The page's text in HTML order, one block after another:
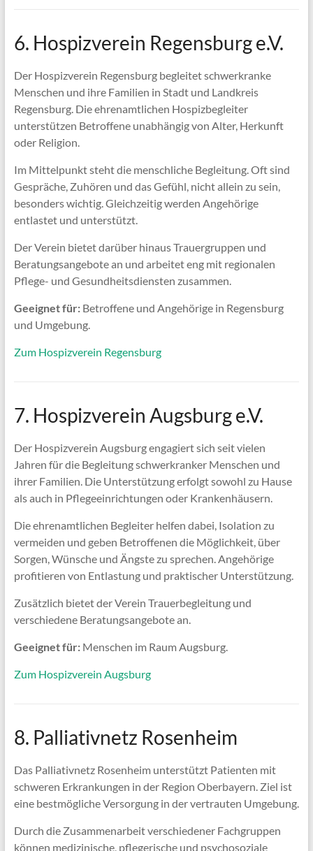
6. Hospizverein Regensburg e.V.
Der Hospizverein Regensburg begleitet schwerkranke
Menschen und ihre Familien in Stadt und Landkreis
Regensburg. Die ehrenamtlichen Hospizbegleiter
unterstützen Betroffene unabhängig von Alter, Herkunft
oder Religion.
Im Mittelpunkt steht die menschliche Begleitung. Oft sind
Gespräche, Zuhören und das Gefühl, nicht allein zu sein,
besonders wichtig. Gleichzeitig werden Angehörige
entlastet und unterstützt.
Der Verein bietet darüber hinaus Trauergruppen und
Beratungsangebote an und arbeitet eng mit regionalen
Pflege- und Gesundheitsdiensten zusammen.
Geeignet für:Betroffene und Angehörige in Regensburg
und Umgebung.
Zum Hospizverein Regensburg
7. Hospizverein Augsburg e.V.
Der Hospizverein Augsburg engagiert sich seit vielen
Jahren für die Begleitung schwerkranker Menschen und
ihrer Familien. Die Unterstützung erfolgt sowohl zu Hause
als auch in Pflegeeinrichtungen oder Krankenhäusern.
Die ehrenamtlichen Begleiter helfen dabei, Isolation zu
vermeiden und geben Betroffenen die Möglichkeit, über
Sorgen, Wünsche und Ängste zu sprechen. Angehörige
profitieren von Entlastung und praktischer Unterstützung.
Zusätzlich bietet der Verein Trauerbegleitung und
verschiedene Beratungsangebote an.
Geeignet für:Menschen im Raum Augsburg.
Zum Hospizverein Augsburg
8. Palliativnetz Rosenheim
Das Palliativnetz Rosenheim unterstützt Patienten mit
schweren Erkrankungen in der Region Oberbayern. Ziel ist
eine bestmögliche Versorgung in der vertrauten Umgebung.
Durch die Zusammenarbeit verschiedener Fachgruppen
können medizinische, pflegerische und psychosoziale